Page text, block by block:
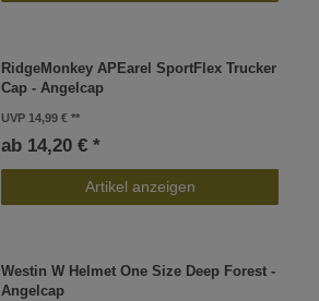
RidgeMonkey APEarel SportFlex Trucker
Cap - Angelcap
UVP 14,99 €
ab 14,20 € *
Artikel anzeigen
Westin W Helmet One Size Deep Forest -
Angelcap